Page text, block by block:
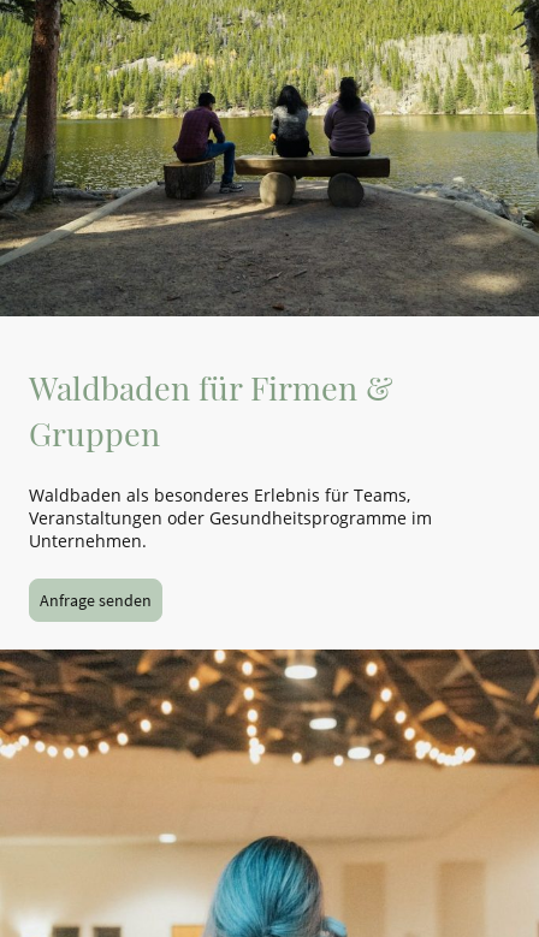
Waldbaden für Firmen &
Gruppen
Waldbaden als besonderes Erlebnis für Teams,
Veranstaltungen oder Gesundheitsprogramme im
Unternehmen.
Anfrage senden